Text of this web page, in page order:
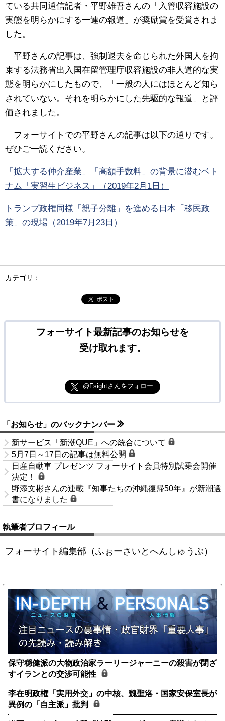
ている共同通信記者・平野雄吾さんの「入管収容施設の
実態を明らかにする一連の報道」が奨励賞を受賞されま
した。
平野さんの記事は、強制退去を命じられた外国人を拘
束する法務省出入国在留管理庁収容施設の非人道的な実
態を明らかにしたもので、「一般の人にはほとんど知ら
されていない。それを明らかにした先駆的な報道」と評
価されました。
フォーサイトでの平野さんの記事は以下の通りです。
ぜひご一読ください。
「拡大する仲介産業」「高額手数料」の背景に潜むベト
ナム「実習生ビジネス」（2019年2月1日）
トランプ政権同様「親子分離」を進める日本「移民政
策」の現場（2019年7月23日）
カテゴリ：
ポスト
フォーサイト最新記事のお知らせを
受け取れます。
@Fsightさんをフォロー
「お知らせ」のバックナンバー
新サービス「新潮QUE」への統合について
5月7日～17日の記事は無料公開
日産自動車 プレゼンツ フォーサイト会員特別試乗会開催
決定！
野添文彬さんの連載『知事たちの沖縄復帰50年』が新潮選
書になりました
執筆者プロフィール
フォーサイト編集部（ふぉーさいとへんしゅうぶ）
保守穏健派の大物政治家ラーリージャーニーの殺害が閉ざ
すイランとの交渉可能性
李在明政権「実用外交」の中核、魏聖洛・国家安保室長が
異例の「自主派」批判